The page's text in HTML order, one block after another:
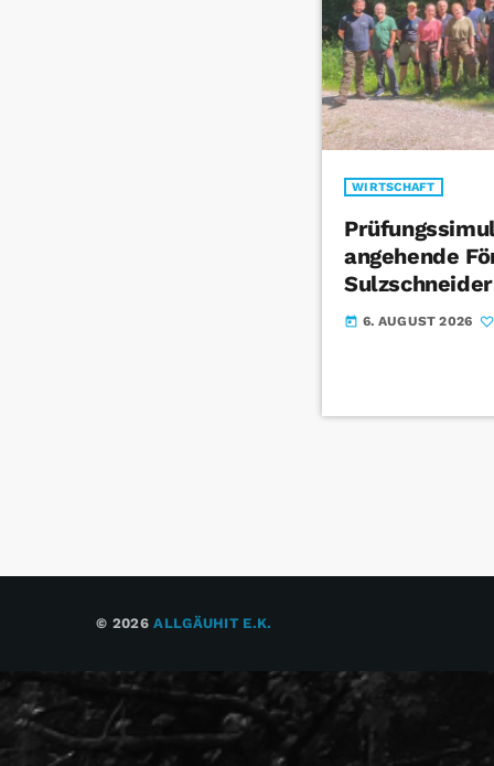
WIRTSCHAFT
angehende
today 6. AUGUST 2026
© 2026ALLGÄUHIT E.K.